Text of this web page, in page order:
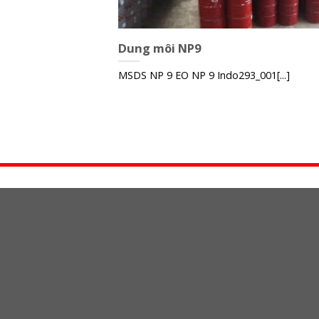
Dung môi NP9
MSDS NP 9 EO NP 9 Indo293_001[...]